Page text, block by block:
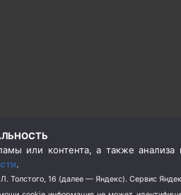
или контента, а также
.
Толстого, 16 (далее — Яндекс). Сервис